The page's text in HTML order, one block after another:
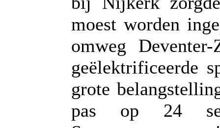
moest worden
omweg
geëlektrificeerde
grote
pas op 24